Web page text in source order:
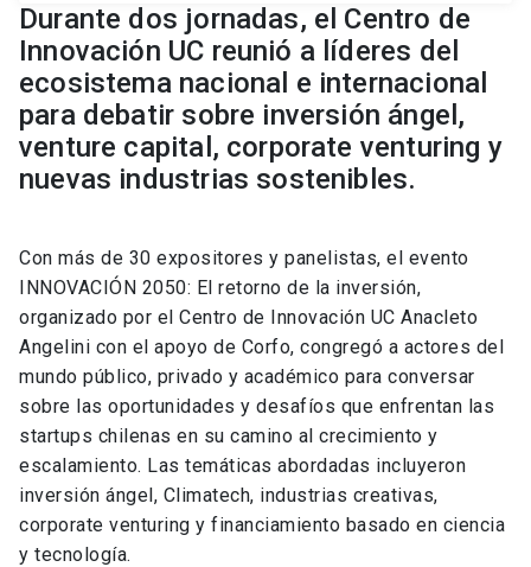
Durante dos jornadas, el Centro de
Innovación UC reunió a líderes del
ecosistema nacional e internacional
para debatir sobre inversión ángel,
venture capital, corporate venturing y
nuevas industrias sostenibles.
Con más de 30 expositores y panelistas, el evento
INNOVACIÓN 2050: El retorno de la inversión,
organizado por el Centro de Innovación UC Anacleto
Angelini con el apoyo de Corfo, congregó a actores del
mundo público, privado y académico para conversar
sobre las oportunidades y desafíos que enfrentan las
startups chilenas en su camino al crecimiento y
escalamiento. Las temáticas abordadas incluyeron
inversión ángel, Climatech, industrias creativas,
corporate venturing y financiamiento basado en ciencia
y tecnología.